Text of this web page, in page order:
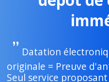
Datation
originale = Preuve
Seul service